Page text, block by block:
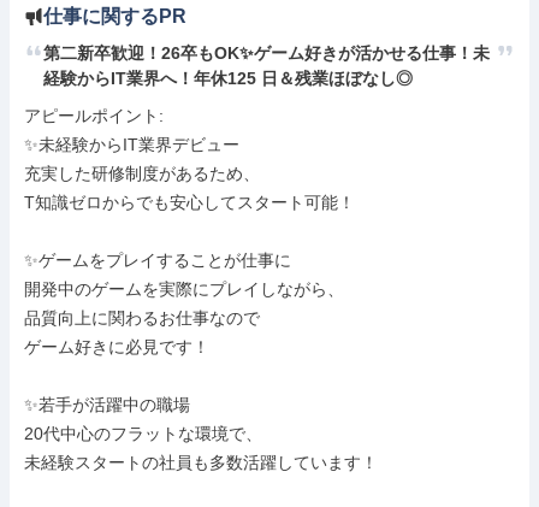
仕事に関するPR
第二新卒歓迎！26卒もOK✨ゲーム好きが活かせる仕事！未
経験からIT業界へ！年休125 日＆残業ほぼなし◎
アピールポイント:
✨未経験からIT業界デビュー
充実した研修制度があるため、
T知識ゼロからでも安心してスタート可能！
✨ゲームをプレイすることが仕事に
開発中のゲームを実際にプレイしながら、
品質向上に関わるお仕事なので
ゲーム好きに必見です！
✨若手が活躍中の職場
20代中心のフラットな環境で、
未経験スタートの社員も多数活躍しています！